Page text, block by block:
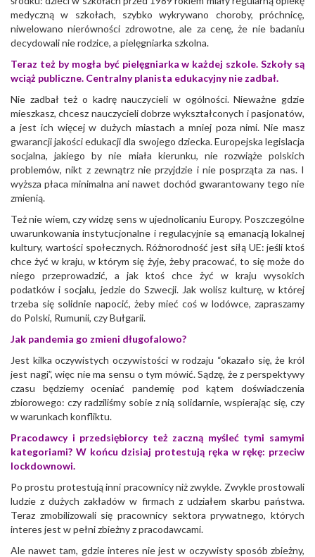
medyczną w szkołach, szybko wykrywano choroby, próchnicę,
niwelowano nierówności zdrowotne, ale za cenę, że nie badaniu
decydowali nie rodzice, a pielęgniarka szkolna.
Teraz też by mogła być pielęgniarka w każdej szkole. Szkoły są
wciąż publiczne. Centralny planista edukacyjny nie zadbał.
Nie zadbał też o kadrę nauczycieli w ogólności. Nieważne gdzie
mieszkasz, chcesz nauczycieli dobrze wykształconych i pasjonatów,
a jest ich więcej w dużych miastach a mniej poza nimi. Nie masz
gwarancji jakości edukacji dla swojego dziecka. Europejska legislacja
socjalna, jakiego by nie miała kierunku, nie rozwiąże polskich
problemów, nikt z zewnątrz nie przyjdzie i nie posprząta za nas. I
wyższa płaca minimalna ani nawet dochód gwarantowany tego nie
zmienią.
Też nie wiem, czy widzę sens w ujednolicaniu Europy. Poszczególne
uwarunkowania instytucjonalne i regulacyjnie są emanacją lokalnej
kultury, wartości społecznych. Różnorodność jest siłą UE: jeśli ktoś
chce żyć w kraju, w którym się żyje, żeby pracować, to się może do
niego przeprowadzić, a jak ktoś chce żyć w kraju wysokich
podatków i socjalu, jedzie do Szwecji. Jak wolisz kulturę, w której
trzeba się solidnie napocić, żeby mieć coś w lodówce, zapraszamy
do Polski, Rumunii, czy Bułgarii.
Jak pandemia go zmieni długofalowo?
Jest kilka oczywistych oczywistości w rodzaju “okazało się, że król
jest nagi”, więc nie ma sensu o tym mówić. Sądzę, że z perspektywy
czasu będziemy oceniać pandemię pod kątem doświadczenia
zbiorowego: czy radziliśmy sobie z nią solidarnie, wspierając się, czy
w warunkach konfliktu.
Pracodawcy i przedsiębiorcy też zaczną myśleć tymi samymi
kategoriami? W końcu dzisiaj protestują ręka w rękę: przeciw
lockdownowi.
Po prostu protestują inni pracownicy niż zwykle. Zwykle prostowali
ludzie z dużych zakładów w firmach z udziałem skarbu państwa.
Teraz zmobilizowali się pracownicy sektora prywatnego, których
interes jest w pełni zbieżny z pracodawcami.
Ale nawet tam, gdzie interes nie jest w oczywisty sposób zbieżny,